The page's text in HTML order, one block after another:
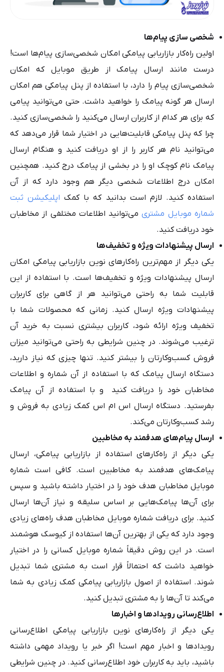
شخصی سازی پیام‌ها
اولین راه‌کار بازاریابی پیامکی امکان شخصی‌سازی پیام‌ها است!
درست مانند ارسال پیامک از طریق موبایل که امکان
شخصی‌سازی پیام را دارد، با استفاده از پنل پیامکی هم امکان
ارسال هر گونه پیامک را خواهید داشت. حتی می‌توانید پیامی
که برای هر کدام از کاربران ارسال می‌کنید را شخصی‌سازی کنید.
چرا که پنل پیامکی قابلیت‌هایی در اختیار شما قرار می‌دهد که
می‌توانید نام هر کاربر را از او دریافت کنید و هنگام ارسال
پیامک نام کوچک او را در بخشی از پیامک درج کنید. همچنین
امکان درج اطلاعات شخصی دیگر هم وجود دارد که از آن
استفاده کنید. لازم است بدانید که با کمک اپلیکیشن ثبت
شماره موبایل مشتریمی‌توانید اطلاعات مختلفی از مخاطبان
خود دریافت کنید.
ارسال پیشنهادات ویژه و تخفیف‌ها
یکی دیگر از مهم‌ترین راه‌کارهای نوین بازاریابی پیامکی امکان
ارسال پیشنهادات ویژه و تخفیف‌ها است. با استفاده از این
قابلیت شما به راحتی می‌توانید هر از گاهی برای کاربران
پیشنهادات ویژه ارسال کنید. زمانی که محصولات شما با
تخفیف ویژه ارائه شود، کاربران بیشتری نسبت به خرید آن
ترغیب می‌شوند. در چنین شرایطی به راحتی می‌توانید میزان
فروش کسب‌وکارتان را بیشتر کنید. تنها چیزی که نیاز دارید،
دستگاه ارسال پیامک که با استفاده از آن شماره و اطلاعات
مخاطبان خود را دریافت کنید و با استفاده از آن پیامک
بفرستید. دستگاه ارسال اس ام اس کمک زیادی به فروش و
رشد کسب‌وکارتان می‌کند.
ارسال پیام‌های هدفمند به مخاطبین
یکی دیگر از راه‌کارهای استفاده از بازاریابی پیامکی، ارسال
پیامک‌های هدفمند به مخاطبین است. کافی است شماره
موبایل مخاطبان هدف خود را در اختیار داشته باشید و سپس
برای آن‌ها پیامک‌هایی بر اساس سلیقه و نیاز آن‌ها ارسال
کنید. برای دریافت شماره موبایل مخاطبان هدف راه‌های زیادی
وجود دارد که یکی از بهترین آن‌ها استفاده از کیوسک هوشمند
است. در این روش دقیقاً شماره موبایل کسانی را در اختیار
خواهید داشت که احتمالاً قرار است به مشتری شما تبدیل
شوند. استفاده از اصول بازاریابی پیامکی کمک زیادی به شما
می‌کند تا آن‌ها را به مشتری تبدیل کنید.
اطلاع‌رسانی رویدادها و اخبارها
یکی دیگر از راه‌کارهای نوین بازاریابی پیامکی اطلاع‌رسانی
رویدادها و اخبار مهم است! اگر خبر یا رویداد مهمی داشته
باشید، باید به کاربران خود اطلاع‌رسانی کنید. در چنین شرایطی